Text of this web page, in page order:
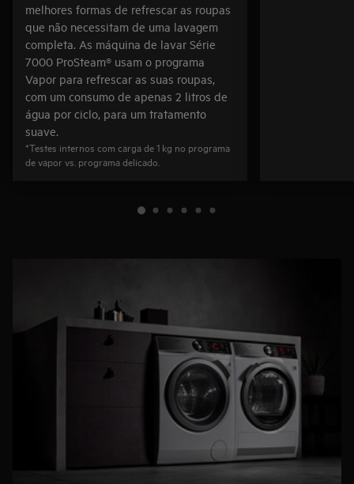
melhores formas de refrescar as roupas
que não necessitam de uma lavagem
completa. As máquina de lavar Série
7000 ProSteam® usam o programa
Vapor para refrescar as suas roupas,
com um consumo de apenas 2 litros de
água por ciclo, para um tratamento
suave.
*Testes internos com carga de 1 kg no programa
de vapor vs. programa delicado.